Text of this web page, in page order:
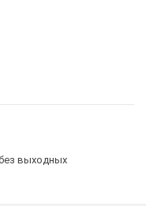
выходных